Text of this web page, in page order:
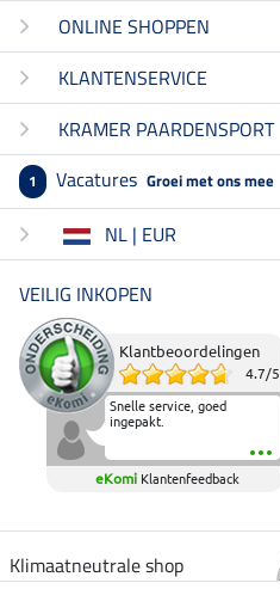
ONLINE SHOPPEN
KLANTENSERVICE
KRAMER PAARDENSPORT
1 Vacatures Groei met ons mee
NL | EUR
VEILIG INKOPEN
Klantbeoordelingen
4.7/5
Snelle service, goed
ingepakt.
eKomi Klantenfeedback
Klimaatneutrale shop